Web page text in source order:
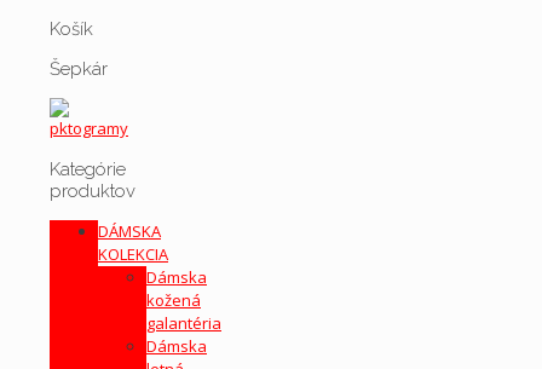
Košík
Šepkár
Kategórie
produktov
DÁMSKA
KOLEKCIA
Dámska
kožená
galantéria
Dámska